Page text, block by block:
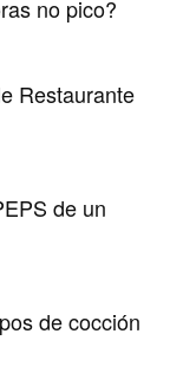
no pico?
Restaurante
de un
de cocción